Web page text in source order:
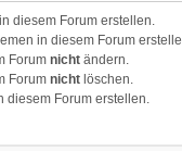
diesem Forum erstellen.
in diesem Forum
Forumnicht ändern.
Forumnicht löschen.
diesem Forum erstellen.